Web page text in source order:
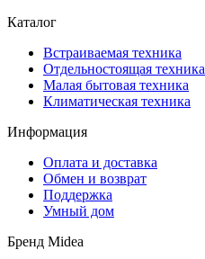
Каталог
Встраиваемая техника
Отдельностоящая техника
Малая бытовая техника
Климатическая техника
Информация
Оплата и доставка
Обмен и возврат
Поддержка
Умный дом
Бренд Midea